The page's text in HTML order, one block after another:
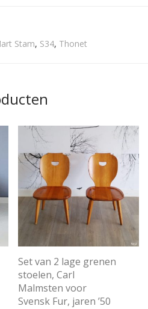
Stam, S34, Thonet
Set van 2 lage grenen
stoelen, Carl
Malmsten voor
Svensk Fur, jaren ’50